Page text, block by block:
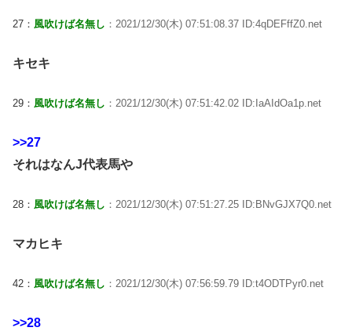
27： 風吹けば名無し ：2021/12/30(木) 07:51:08.37 ID:4qDEFffZ0.net
キセキ
29： 風吹けば名無し ：2021/12/30(木) 07:51:42.02 ID:IaAIdOa1p.net
>>27
それはなんJ代表馬や
28： 風吹けば名無し ：2021/12/30(木) 07:51:27.25 ID:BNvGJX7Q0.net
マカヒキ
42： 風吹けば名無し ：2021/12/30(木) 07:56:59.79 ID:t4ODTPyr0.net
>>28